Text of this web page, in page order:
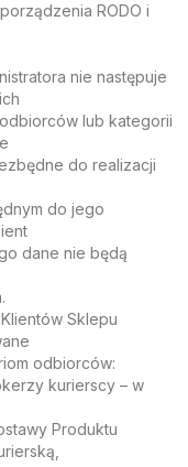
RODO i
nie następuje
lub kategorii
do realizacji
do jego
dane nie będą
Sklepu
odbiorców:
kurierscy – w
Produktu